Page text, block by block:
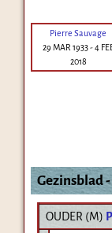
Pierre Sauvage
29 MAR 1933-4
2018
Gezinsblad
OUDER (M)